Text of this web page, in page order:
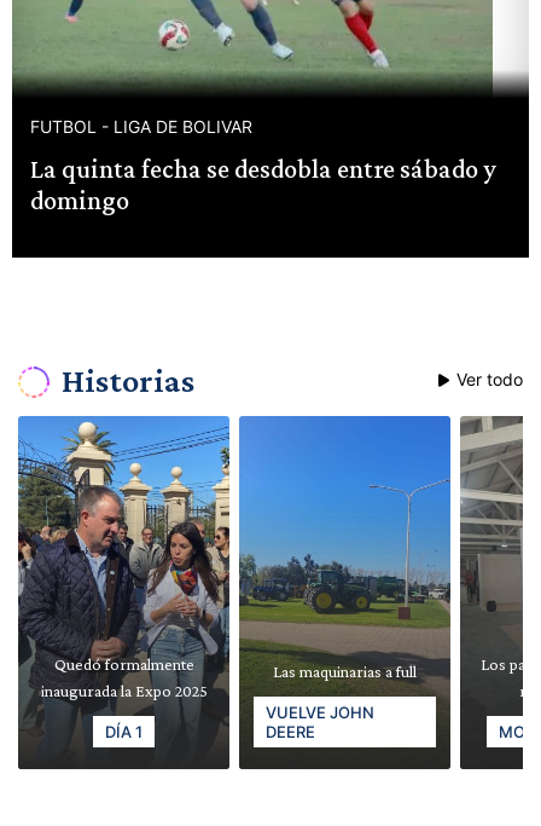
FUTBOL - LIGA DE BOLIVAR
La quinta fecha se desdobla entre sábado y
domingo
Historias Ver todo
Quedó formalmente
inaugurada la Expo 2025
DÍA 1
Las maquinarias a full
VUELVE JOHN
DEERE
Los